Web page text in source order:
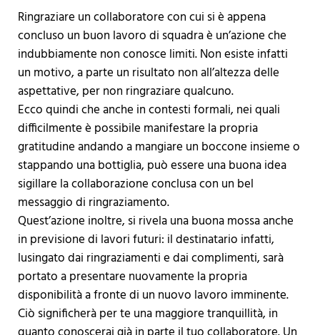
Ringraziare un collaboratore con cui si è appena
concluso un buon lavoro di squadra è un’azione che
indubbiamente non conosce limiti. Non esiste infatti
un motivo, a parte un risultato non all’altezza delle
aspettative, per non ringraziare qualcuno.
Ecco quindi che anche in contesti formali, nei quali
difficilmente è possibile manifestare la propria
gratitudine andando a mangiare un boccone insieme o
stappando una bottiglia, può essere una buona idea
sigillare la collaborazione conclusa con un bel
messaggio di ringraziamento.
Quest’azione inoltre, si rivela una buona mossa anche
in previsione di lavori futuri: il destinatario infatti,
lusingato dai ringraziamenti e dai complimenti, sarà
portato a presentare nuovamente la propria
disponibilità a fronte di un nuovo lavoro imminente.
Ciò significherà per te una maggiore tranquillità, in